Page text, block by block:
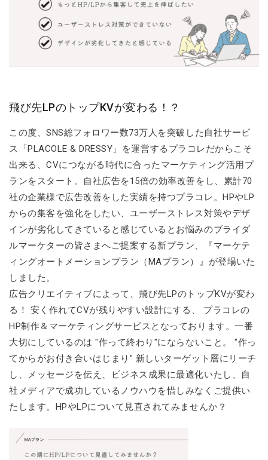
飛び先LPのトップKVが変わる！？
この度、SNS総フォロワー数73万人を突破した自社サービ
ス「PLACOLE & DRESSY」を運営するプラコレだからこそ
出来る、CVにつながる時代に合ったマーケティング活用プ
ランをスタート。自社広告を15倍の効率改善をし、累計70
社の企業様で広告改善をした実績を持つプラコレ。HPやLP
からの集客を強化をしたい、ユーザーストレス対策やデザ
インが劣化してきていると感じているとお悩みのブライダ
ルマーケターの皆さまへご提案する新プラン、『マーケテ
ィングオートメーションプラン（MAプラン）』が登場いた
しました。
広告クリエイティブによって、飛び先LPのトップKVが変わ
る！ 安く作れてCVが残りやすい設計にする、 プラコレの
HP制作＆マーケティングサービスとなっております。一番
大切にしているのは "作って終わり"にならないこと。 "作っ
てからがお付き合いはじまり" 新しいターゲット層にリーチ
し、メッセージを伝え、ビジネス成果に最適化いたし、自
社メディアで成功しているノウハウを惜しみなくご提供い
たします。HPやLPについて見直されてみませんか？